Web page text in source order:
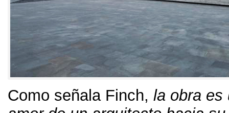
Como señala Finch, la obra es